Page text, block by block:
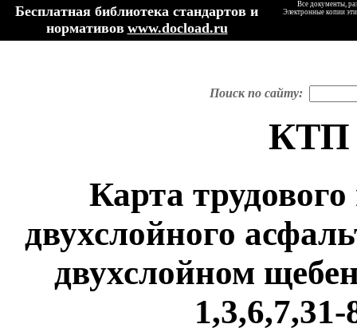
Бесплатная библиотека стандартов и
нормативов www.docload.ru
Все документы,
Электронные копии
Поиск по сайту:
КТП
Карта
двухслойного
двухслойном